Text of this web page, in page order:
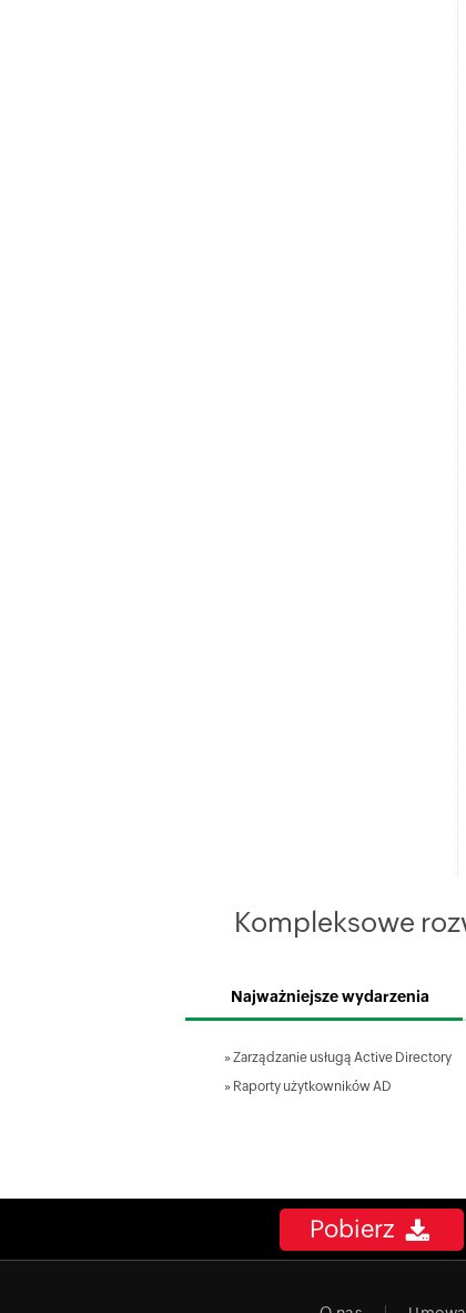
Kompleksowe
Najważniejsze wydarzenia
» Zarządzanie usługą Active Directory
» Raporty użytkowników AD
Pobierz